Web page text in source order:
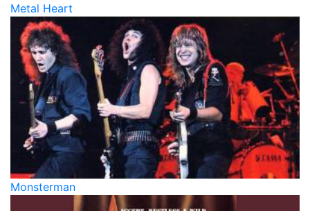
Metal Heart
Monsterman